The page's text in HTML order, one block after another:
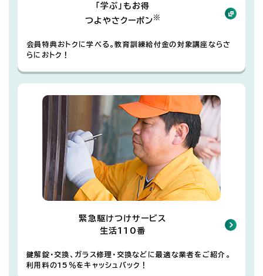
「学ぶ」もお得
つよやさクーポン※
会員特典おトクに学べる。教育訓練給付金の対象講座ならさ
らにおトク！
緊急駆けつけサービス
生活110番
鍵解錠・交換、ガラス修理・交換などに最適な業者をご紹介。
利用料の15％をキャッシュバック！